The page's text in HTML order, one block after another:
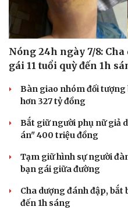
Du lịch
Tư vấn
Săn Tour
Nóng 24h ngày 7/8:
gái 11 tuổi quỳ đến 1h
Bàn giao nhóm đối
hơn 327 tỷ đồng
Bắt giữ người phụ nữ giả
án" 400 triệu đồng
Tạm giữ hình sự người
bạn gái giữa đường
Cha dượng đánh đập, bắt
đến 1h sáng